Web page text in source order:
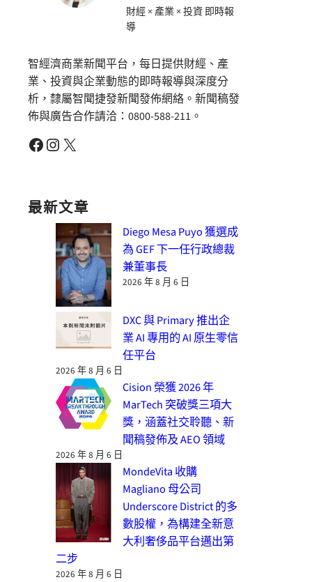
財經 × 產業 × 投資 即時報
導
智經濟商業新聞平台，每日提供財經、產
業、投資與企業動態的即時報導與深度分
析，隸屬智聞捷發新聞發佈網絡。新聞稿發
佈與廣告合作請洽：0800-588-211。
Facebook Instagram X
最新文章
Diego Mesa Puyo 獲選成
為 GEF 下一任行政總裁
兼董事長
2026 年 8 月 6 日
DXC 與 Primary 推出企
業 AI 專用的 AI 原生零信
任平台
2026 年 8 月 6 日
Cision 榮獲 2026 年
MarTech 突破獎三項大
獎，涵蓋社交聆聽、新
聞稿發佈及 AEO 領域
2026 年 8 月 6 日
MondeVita 收購
Magliano 母公司
Underscore District 的多
數股權，為構建全新意
大利奢侈品平台邁出第
二步
2026 年 8 月 6 日